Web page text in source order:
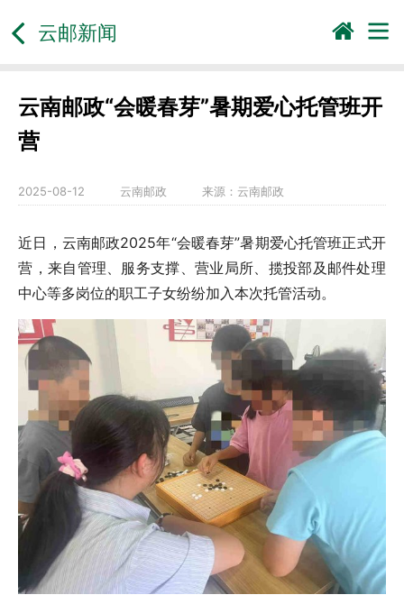
云邮新闻
云南邮政“会暖春芽”暑期爱心托管班开
营
2025-08-12 云南邮政 来源： 云南邮政
近日，云南邮政2025年“会暖春芽”暑期爱心托管班正式开
营，来自管理、服务支撑、营业局所、揽投部及邮件处理
中心等多岗位的职工子女纷纷加入本次托管活动。